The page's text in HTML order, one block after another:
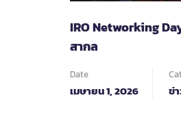
ให้
แก่
IRO Networking
สากล
Date
เมษายน 1, 2026 ข่